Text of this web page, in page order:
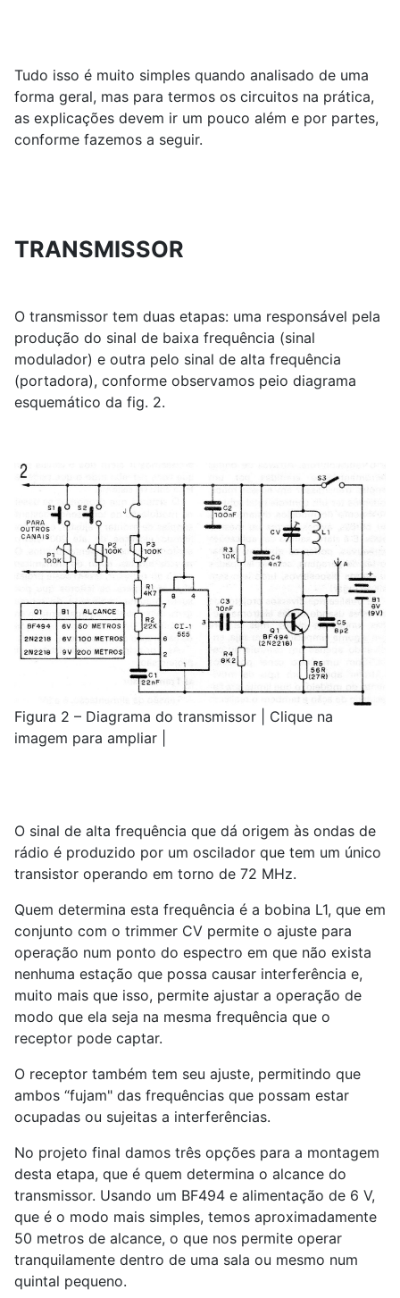
Tudo isso é muito simples quando analisado de uma
forma geral, mas para termos os circuitos na prática,
as explicações devem ir um pouco além e por partes,
conforme fazemos a seguir.
TRANSMISSOR
O transmissor tem duas etapas: uma responsável pela
produção do sinal de baixa frequência (sinal
modulador) e outra pelo sinal de alta frequência
(portadora), conforme observamos peio diagrama
esquemático da fig. 2.
Figura 2 – Diagrama do transmissor | Clique na
imagem para ampliar |
O sinal de alta frequência que dá origem às ondas de
rádio é produzido por um oscilador que tem um único
transistor operando em torno de 72 MHz.
Quem determina esta frequência é a bobina L1, que em
conjunto com o trimmer CV permite o ajuste para
operação num ponto do espectro em que não exista
nenhuma estação que possa causar interferência e,
muito mais que isso, permite ajustar a operação de
modo que ela seja na mesma frequência que o
receptor pode captar.
O receptor também tem seu ajuste, permitindo que
ambos “fujam" das frequências que possam estar
ocupadas ou sujeitas a interferências.
No projeto final damos três opções para a montagem
desta etapa, que é quem determina o alcance do
transmissor. Usando um BF494 e alimentação de 6 V,
que é o modo mais simples, temos aproximadamente
50 metros de alcance, o que nos permite operar
tranquilamente dentro de uma sala ou mesmo num
quintal pequeno.